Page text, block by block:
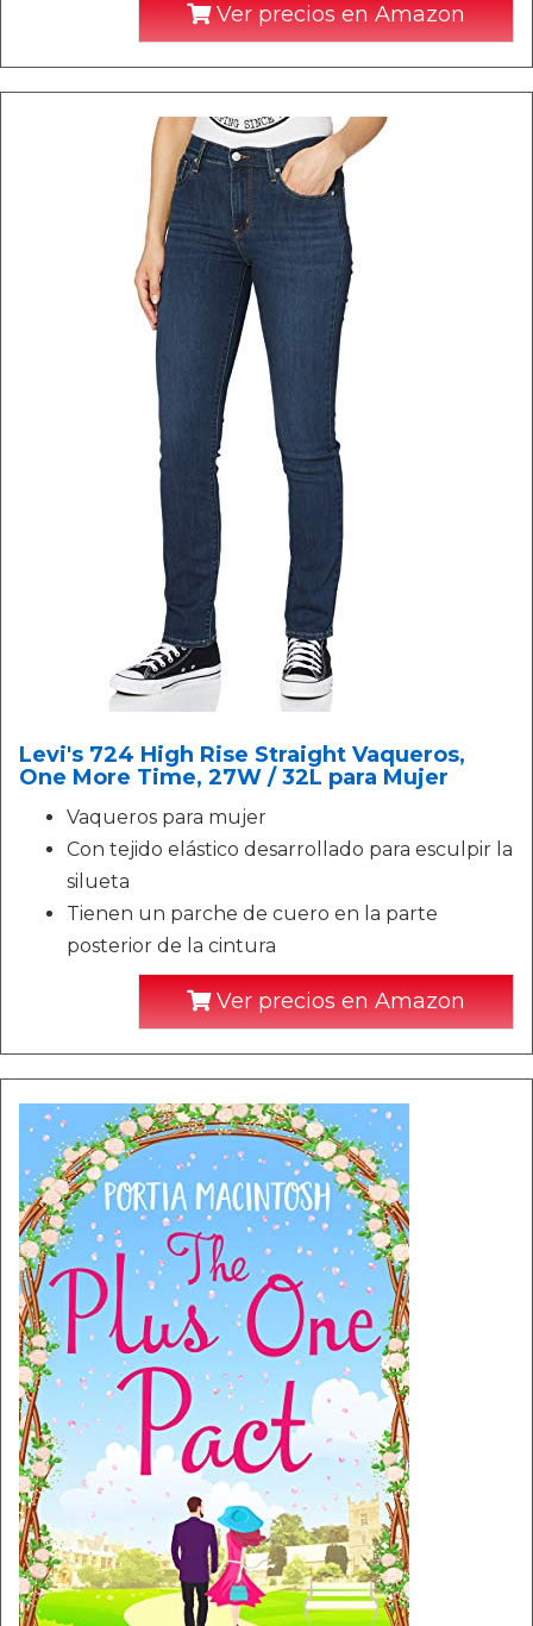
Ver precios en Amazon
Levi's 724 High Rise Straight Vaqueros,
One More Time, 27W / 32L para Mujer
Vaqueros para mujer
Con tejido elástico desarrollado para esculpir la
silueta
Tienen un parche de cuero en la parte
posterior de la cintura
Ver precios en Amazon